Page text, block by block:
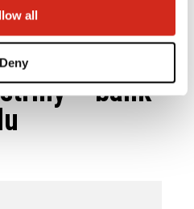
all
Deny
– balík